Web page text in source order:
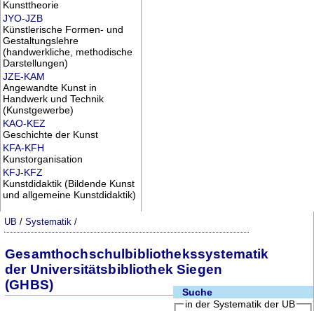
Kunsttheorie
JYO-JZB
Künstlerische Formen- und
Gestaltungslehre
(handwerkliche, methodische
Darstellungen)
JZE-KAM
Angewandte Kunst in
Handwerk und Technik
(Kunstgewerbe)
KAO-KEZ
Geschichte der Kunst
KFA-KFH
Kunstorganisation
KFJ-KFZ
Kunstdidaktik (Bildende Kunst
und allgemeine Kunstdidaktik)
UB /Systematik /
Gesamthochschulbibliothekssystematik
der Universitätsbibliothek Siegen
(GHBS)
Suche
in der Systematik der UB